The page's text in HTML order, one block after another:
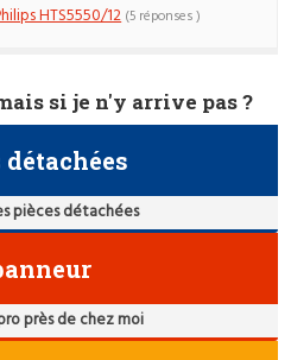
HTS5550/12 (5 réponses )
si je n'y arrive pas ?
détachées
pièces détachées
près de chez moi